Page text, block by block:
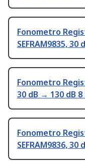
Fonometro
SEFRAM9835,
Fonometro
30 dB → 130 dB 8
Fonometro
SEFRAM9836,